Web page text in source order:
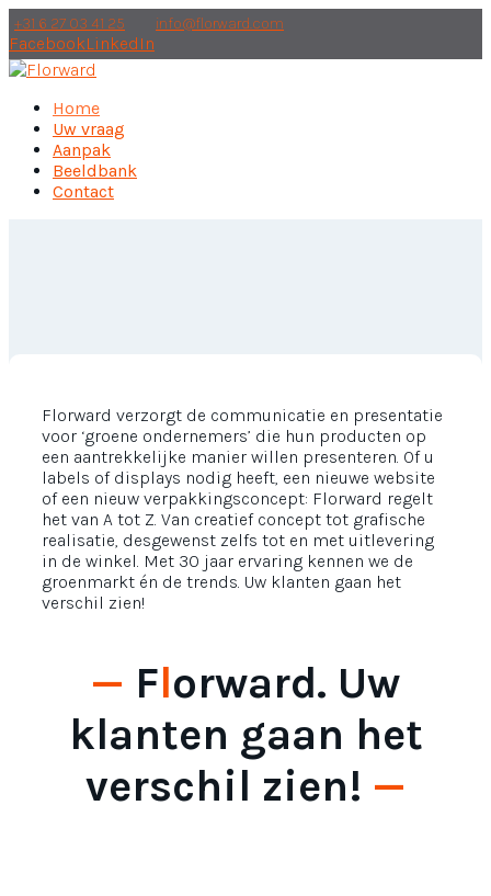
+31 6 27 03 41 25 info@florward.com
FacebookLinkedIn
Home
Uw vraag
Aanpak
Beeldbank
Contact
Florward verzorgt de communicatie en presentatie
voor ‘groene ondernemers’ die hun producten op
een aantrekkelijke manier willen presenteren. Of u
labels of displays nodig heeft, een nieuwe website
of een nieuw verpakkingsconcept: Florward regelt
het van A tot Z. Van creatief concept tot grafische
realisatie, desgewenst zelfs tot en met uitlevering
in de winkel. Met 30 jaar ervaring kennen we de
groenmarkt én de trends. Uw klanten gaan het
verschil zien!
— Florward. Uw
klanten gaan het
verschil zien! —